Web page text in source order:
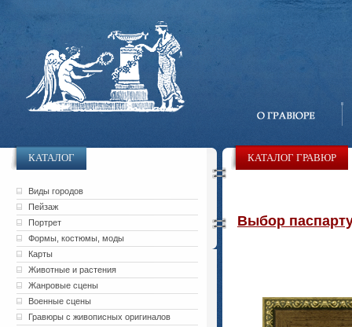
КАТАЛОГ
Виды городов
Пейзаж
Портрет
Формы, костюмы, моды
Карты
Животные и растения
Жанровые сцены
Военные сцены
Гравюры с живописных оригиналов
КАТАЛОГ ГРАВЮР
Выбор